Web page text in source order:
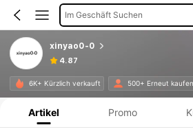
Im Geschäft Suchen
xinyao0-0
4.87
6K+ Kürzlich verkauft 500+ Erneut kaufen
Produktinformation: Preisangabe, Verkaufs- und
Artikel Promo